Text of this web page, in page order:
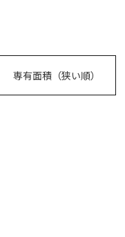
専有面積（狭い順）